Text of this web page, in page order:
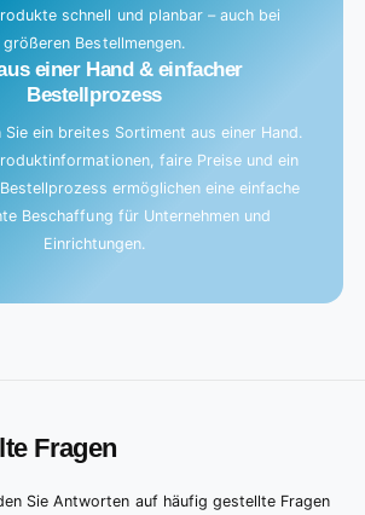
schnell und planbar – auch bei
größeren Bestellmengen.
einer Hand & einfacher
Bestellprozess
Sie ein breites Sortiment aus einer Hand.
faire Preise und ein
ermöglichen eine einfache
Beschaffung für Unternehmen und
Einrichtungen.
Fragen
Sie Antworten auf häufig gestellte Fragen